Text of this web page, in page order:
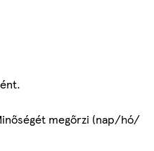
megőrzi (nap/hó/